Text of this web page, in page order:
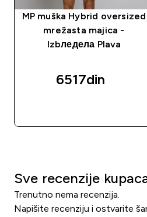
MP muška Hybrid oversized
mrežasta majica -
Izbледела Plava
6517din‎
Sve recenzije
Trenutno nema recenzija.
Napišite recenziju i ostvarite